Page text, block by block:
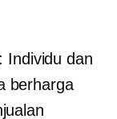
Individu dan
berharga